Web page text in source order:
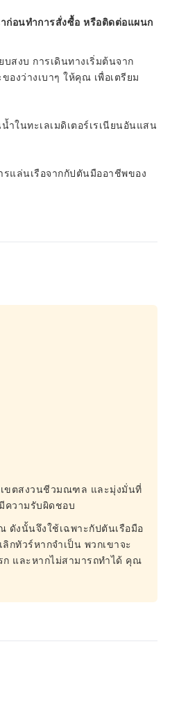
อนทำการสั่งซื้อ หรือติดต่อแผนก
สงบ การเดินทางเริ่มต้นจาก
องว่างเบาๆ ให้คุณ เพื่อเตรียม
ำในทะเลเมดิเตอร์เรเนียนอันแสน
แล่นเรือจากกัปตันมืออาชีพของ
เขตสงวนชีวมณฑล และมุ่งมั่นที่
ความรับผิดชอบ
ดังนั้นจึงใช้เฉพาะกัปตันเรือมือ
กทัวร์หากจำเป็น พวกเขาจะ
และหากไม่สามารถทำได้ คุณ